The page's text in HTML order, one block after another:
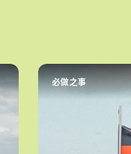
必做之事